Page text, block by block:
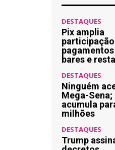
DESTAQUES
Pix amplia
bares e
DESTAQUES
Ninguém
Mega-
acumula
milhões
DESTAQUES
Trump